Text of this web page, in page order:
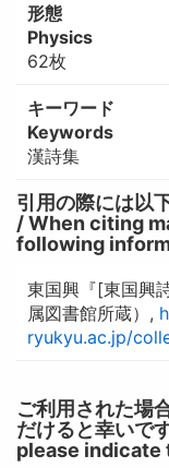
形態
Physics
62枚
キーワード
Keywords
漢詩集
引用の際には以
/ When citing
following
東国興『[東国興
属図書館所蔵）,
ryukyu.ac.jp/
ご利用された場
だけると幸いで
please indicate